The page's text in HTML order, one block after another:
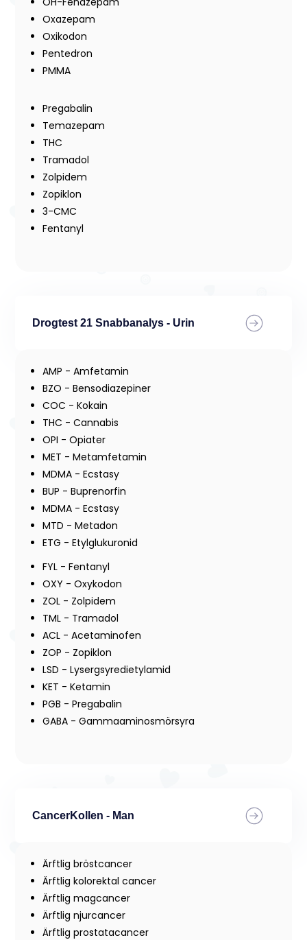
Oxazepam
Oxikodon
Pentedron
PMMA
Pregabalin
Temazepam
THC
Tramadol
Zolpidem
Zopiklon
3-CMC
Fentanyl
Drogtest 21 Snabbanalys - Urin
AMP - Amfetamin
BZO - Bensodiazepiner
COC - Kokain
THC - Cannabis
OPI - Opiater
MET - Metamfetamin
MDMA - Ecstasy
BUP - Buprenorfin
MDMA - Ecstasy
MTD - Metadon
ETG - Etylglukuronid
FYL - Fentanyl
OXY - Oxykodon
ZOL - Zolpidem
TML - Tramadol
ACL - Acetaminofen
ZOP - Zopiklon
LSD - Lysergsyredietylamid
KET - Ketamin
PGB - Pregabalin
GABA - Gammaaminosmörsyra
CancerKollen - Man
Ärftlig bröstcancer
Ärftlig kolorektal cancer
Ärftlig magcancer
Ärftlig njurcancer
Ärftlig prostatacancer